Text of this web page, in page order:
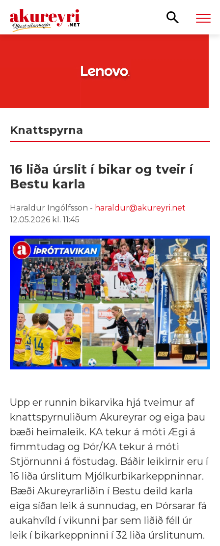
Knattspyrna
16 liða úrslit í bikar og tveir í
Bestu karla
Haraldur Ingólfsson - haraldur@akureyri.net
12.05.2026 kl. 11:45
Upp er runnin bikarvika hjá tveimur af
knattspyrnuliðum Akureyrar og eiga þau
bæði heimaleik. KA tekur á móti Ægi á
fimmtudag og Þór/KA tekur á móti
Stjörnunni á föstudag. Báðir leikirnir eru í
16 liða úrslitum Mjólkurbikarkeppninnar.
Bæði Akureyrarliðin í Bestu deild karla
eiga síðan leik á sunnudag, en Þórsarar fá
aukahvíld í vikunni þar sem liðið féll úr
leik í bikarkeppninni í 32 liða úrslitunum.